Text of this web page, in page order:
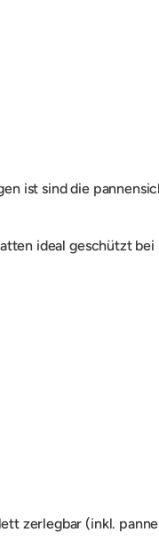
ist sind die
ideal geschützt bei
zerlegbar (inkl.